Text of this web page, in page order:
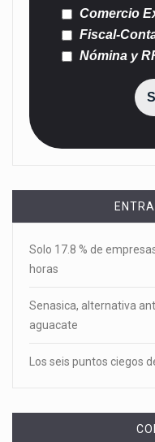
Comercio
Fiscal-
Nómina y
Solo 17.8 % de
horas
Senasica, alternativa
aguacate
Los seis puntos ciegos